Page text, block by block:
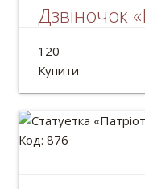
Дзвіночок
Статуетка
Висота: 13см
120
Купити
Код: 876